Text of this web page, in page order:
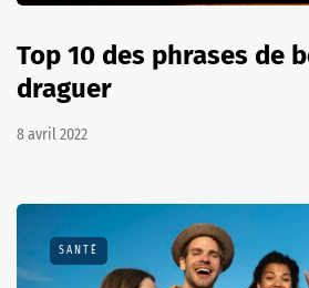
Top 10 des phrases de
draguer
8 avril 2022
SANTÉ